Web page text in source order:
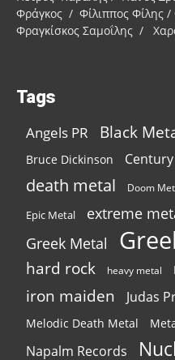
Φράγκος / Φίλιππος Φίλης
Φραγκίσκος Σαμοΐλης /
Tags
Angels PR Black
Bruce Dickinson
death metal Doom
Epic Metal extreme
Greek Metal
hard rock heavy metal
iron maiden Judas
Melodic Death Metal
Napalm Records